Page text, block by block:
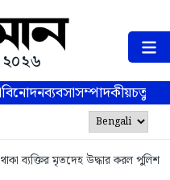
বিনোদনব্যবসাসম্পাদকীয়
ব্যক্তির মৃতদেহ উদ্ধার করল পুলিশ